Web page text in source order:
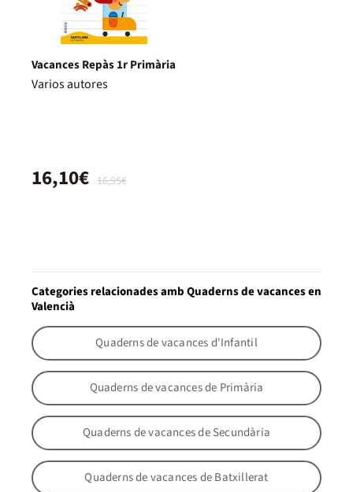
Vacances Repàs 1r Primària
Varios autores
16,95€
16,10€
Categories relacionades amb Quaderns de vacances en
Valencià
Quaderns de vacances d'Infantil
Quaderns de vacances de Primària
Quaderns de vacances de Secundària
Quaderns de vacances de Batxillerat